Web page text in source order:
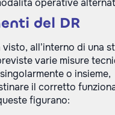
operative
del DR
all’interno di una
varie misure
o insieme,
il corretto
figurano: